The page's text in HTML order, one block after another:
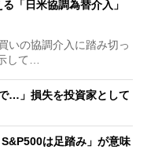
「日米協調為替介入」
いの協調介入に踏み切っ
して…
…」損失を投資家として
は足踏み」が意味